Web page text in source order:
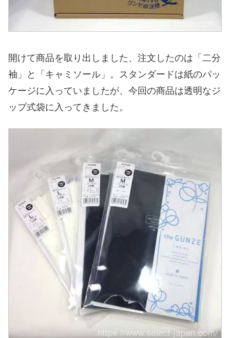
開けて商品を取り出しました、注文したのは「二分
袖」と「キャミソール」。スタンダードは紙のパッ
ケージに入っていましたが、今回の商品は透明なジ
ップ式袋に入ってきました。